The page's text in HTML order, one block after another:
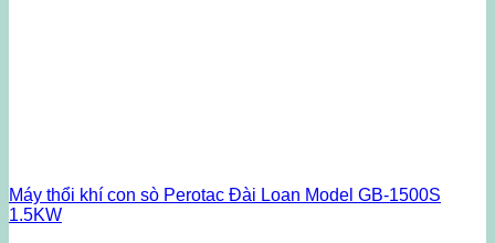
Máy thổi khí con sò Perotac Đài Loan Model GB-1500S
1.5KW